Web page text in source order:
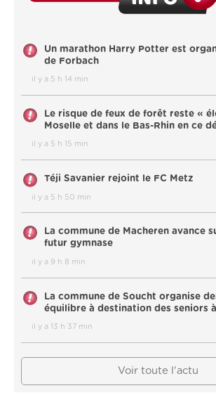
Un marathon Harry Potter est
de Forbach
il y a 5 h 14 min
Le risque de feux de forêt reste «
Moselle et dans le Bas-Rhin en ce
il y a 5 h 15 min
Téji Savanier rejoint le FC Metz
il y a 5 h 50 min
La commune de Macheren avance
futur gymnase
il y a 9 h 8 min
La commune de Soucht organise
équilibre à destination des seniors
il y a 13 h 37 min
Voir toute l'actu